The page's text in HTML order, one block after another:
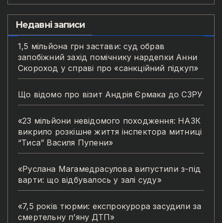
Недавні записи
1,5 мільйона грн застави: суд обрав
запобіжний захід помічнику нардепки Анни
Скороход у справі про «санкційний підкуп»
Що відомо про візит Андрія Єрмака до СЗРУ
«23 мільйони невідомого походження: НАЗК
викрило розкішне життя інспектора митниці
“Тиса” Василя Пупени»
«Руслана Магамедрасулова випустили з-під
варти: що відбувалось у залі суду»
«7,5 років тюрми: експрокурора засудили за
смертельну п’яну ДТП»